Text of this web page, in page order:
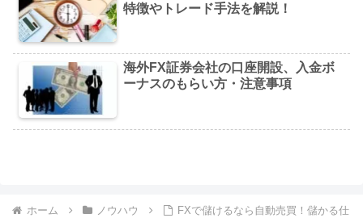
特徴やトレード手法を解説！
海外FX証券会社の口座開設、入金ボ
ーナスのもらい方・注意事項
ホーム ノウハウ FXで儲けるなら自動売買！儲かる仕